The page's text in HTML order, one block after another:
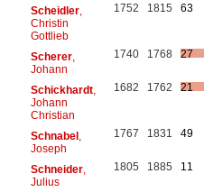
Scheidler,
Christin
Gottlieb
1752 1815 63
Scherer,
Johann
1740 1768 27
Schickhardt,
Johann
Christian
1682 1762 21
Schnabel,
Joseph
1767 1831 49
Schneider,
Julius
1805 1885 11